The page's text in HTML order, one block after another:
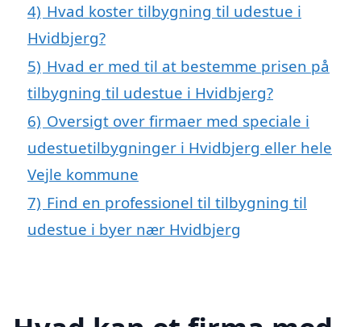
4) Hvad koster tilbygning til udestue i
Hvidbjerg?
5) Hvad er med til at bestemme prisen på
tilbygning til udestue i Hvidbjerg?
6) Oversigt over firmaer med speciale i
udestuetilbygninger i Hvidbjerg eller hele
Vejle kommune
7) Find en professionel til tilbygning til
udestue i byer nær Hvidbjerg